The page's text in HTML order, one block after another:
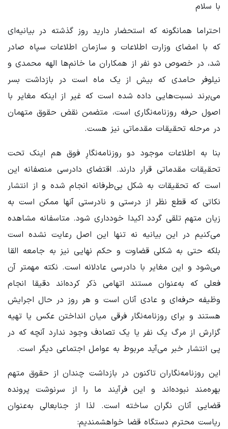
با سلام
احتراما همانگونه که استحضار دارید روز گذشته در بیانیه‌ای
که با امضای وزارت اطلاعات و سازمان اطلاعات سپاه صادر
شد، در خصوص دو نفر از همکاران ما خانم‌ها الهه محمدی و
نیلوفر حامدی که بیش از یک ماه است در بازداشت بسر
می‌برند نسبت‌هایی داده شده است که غیر از اینکه مغایر با
اصول حرفه روزنامه‌نگاری است، متضمن نقض حقوق متهمان
در مرحله تحقیقات مقدماتی نیز هست.
بنا به اطلاعات موجود دو روزنامه‌نگارِ فوق هم اینک تحت
تحقیقات مقدماتی قرار دارند. اقتضای دادرسی منصفانه این
است که تحقیقات به شکل بی‌طرفانه انجام شده و از انتشار
نکاتی که قطع نظر از درستی و نادرستی آنها ممکن است به
زیان متهم تلقی گردد اکیدا خودداری شود. متاسفانه مشاهده
می‌کنیم در این بیانیه نه تنها این اصل رعایت نشده است
بلکه حتی به شکلی قضاوت و حکم نهایی نیز به جامعه القا
می‌شود و این مغایر با دادرسی عادلانه است. نکته مهمتر آن
فعلی که به‌عنوان مستند اتهامی ذکر کرده‌اند دقیقا انجام
وظیفه حرفه‌ای و عادی آنان است و هر روز در حال اجرایش
هستند و برای روزنامه‌نگار فرقی میان انداختن عکس یا تهیه
گزارش از مرگ یک نفر یا یک تصادف وجود ندارد آنچه که در
پی انتشار خبر می‌آید مربوط به عوامل اجتماعی دیگر است.
این روزنامه‌نگاران تاکنون در بازداشت چندان از حقوق متهم
بهره‌مند نبوده‌اند و این فرآیند ما را از سرنوشت پرونده
قضایی آنان نگران ساخته است. لذا از جنابعالی به‌عنوان
ریاست محترم دستگاه قضا خواهشمندیم: